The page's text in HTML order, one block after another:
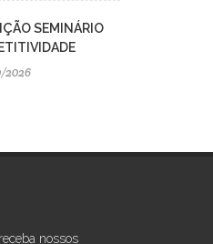
SEMINÁRIO
2026
nossos